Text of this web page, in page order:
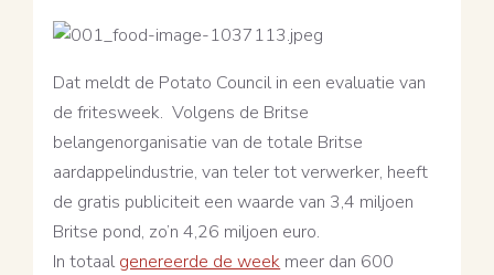
Dat meldt de Potato Council in een evaluatie van
de fritesweek. Volgens de Britse
belangenorganisatie van de totale Britse
aardappelindustrie, van teler tot verwerker, heeft
de gratis publiciteit een waarde van 3,4 miljoen
Britse pond, zo’n 4,26 miljoen euro.
In totaal genereerde de week meer dan 600